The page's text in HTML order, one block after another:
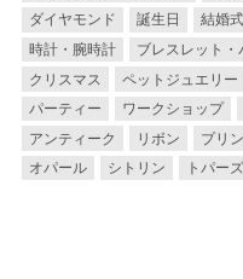
ダイヤモンド
誕生日 結婚式
時計・腕時計
ブレスレット・
クリスマス
ペットジュエリー
パーティー
ワークショップ
アンティーク
リボン プリ
オパール
シトリン トパーズ